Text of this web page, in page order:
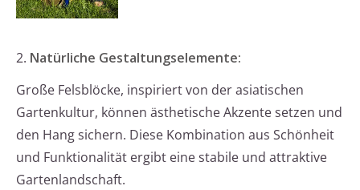
2. Natürliche Gestaltungselemente:
Große Felsblöcke, inspiriert von der asiatischen
Gartenkultur, können ästhetische Akzente setzen und
den Hang sichern. Diese Kombination aus Schönheit
und Funktionalität ergibt eine stabile und attraktive
Gartenlandschaft.